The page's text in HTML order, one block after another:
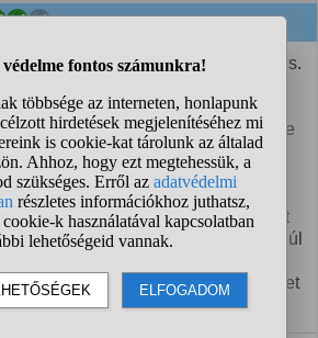
van szó. Csak neked fogalmad sincs.
olyan állatorvosokkal, akik a
műtéti technikákkal nincsenek
nősténynek legalább egyszer szülnie
nem szabad nőstényt
még sorolhatnám a
szerzett "korszerű"
a doktor urak előttünk hülyék előtt
a felmerülő szempontok közúl
vegyük figyelembe, mert a végén
terjeszteni. Miközben hülyeségeket
szeretettel...